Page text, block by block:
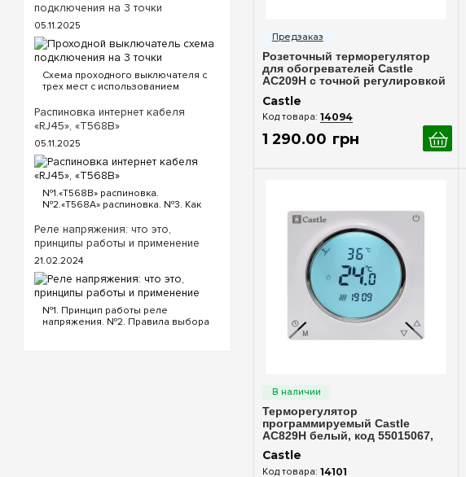
Розеточный терморегулятор
для обогревателей Castle
AC209H с точной регулировкой
температуры
Castle
14094
1 290.00 грн
Терморегулятор
программируемый Castle
AC829H белый, код 55015067,
для точного контроля
температуры
Castle
14101
подключения на 3 точки
05.11.2025
Схема проходного выключателя с
трех мест с использованием
выключателя. Для реализации
схемы проходных выключателей с
трех точек потребуются
следующие выключатели: ...
Распиновка интернет кабеля
«RJ45», «T568B»
05.11.2025
№1.«T568B» распиновка.
№2.«T568A» распиновка. №3. Как
«T568B» распиновка интернет
кабеля Порядок проводов схемы
«T568B»: «T568B» 1. Бело...
Реле напряжения: что это,
принципы работы и применение
21.02.2024
№1. Принцип работы реле
напряжения. №2. Правила выбора